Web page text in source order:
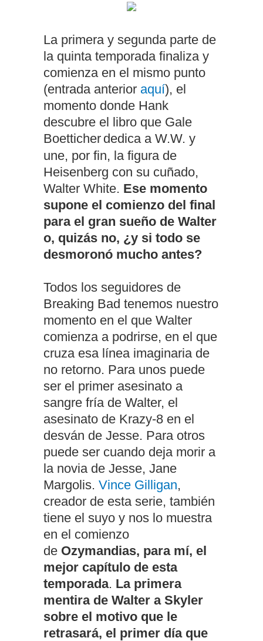
La primera y segunda parte de
la quinta temporada finaliza y
comienza en el mismo punto
(entrada anterior aquí), el
momento donde Hank
descubre el libro que Gale
Boetticher dedica a W.W. y
une, por fin, la figura de
Heisenberg con su cuñado,
Walter White. Ese momento
supone el comienzo del final
para el gran sueño de Walter
o, quizás no, ¿y si todo se
desmoronó mucho antes?
Todos los seguidores de
Breaking Bad tenemos nuestro
momento en el que Walter
comienza a podrirse, en el que
cruza esa línea imaginaria de
no retorno. Para unos puede
ser el primer asesinato a
sangre fría de Walter, el
asesinato de Krazy-8 en el
desván de Jesse. Para otros
puede ser cuando deja morir a
la novia de Jesse, Jane
Margolis. Vince Gilligan,
creador de esta serie, también
tiene el suyo y nos lo muestra
en el comienzo
de Ozymandias, para mí, el
mejor capítulo de esta
temporada. La primera
mentira de Walter a Skyler
sobre el motivo que le
retrasará, el primer día que